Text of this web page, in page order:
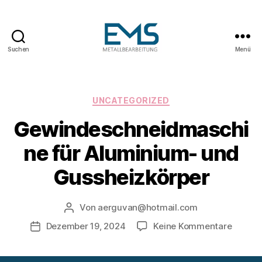
Suchen Menü
Kategorien
UNCATEGORIZED
Gewindeschneidmaschi
ne für Aluminium- und
Gussheizkörper
Beitragsautor
Von aerguvan@hotmail.com
Veröffentlichungsdatum
Dezember 19, 2024 Keine Kommentarezu